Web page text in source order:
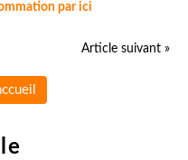
par ici
Article suivant »